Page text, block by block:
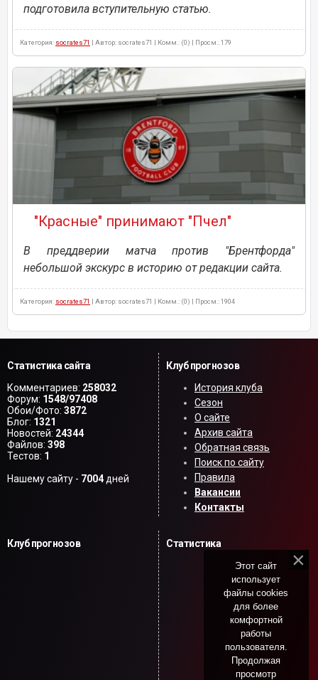
подготовила вступительную статью.
Категория: socrates71 | Автор: socrates71 | Комм.: (0) | Просм.: 179
"Красные" принимают "Пчел"
В преддверии матча против "Брентфорда"
небольшой экскурс в историю от редакции сайта.
Категория: socrates71 | Автор: socrates71 | Комм.: (0) | Просм.: 1904
Статистика сайта
Комментариев: 258032
Форум: 1548/97408
Обои/Фото: 3872
Блог: 1321
Новостей: 24344
Файлов: 398
Тестов: 1
Нашему сайту - 7004дней
Клуб прогнозов
История клуба
Сезон
О сайте
Архив сайта
Обратная связь
Поиск по сайту
Правила
Вакансии
Контакты
Клуб прогнозов Статистика
Этот сайт
использует
файлы cookies
для более
комфортной
работы
пользователя.
Продолжая
просмотр